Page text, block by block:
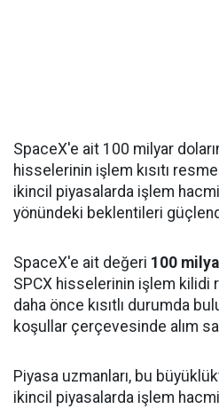
SpaceX'e ait 100 milyar
hisselerinin işlem kısıtı
ikincil piyasalarda işlem
yönündeki beklentileri
SpaceX'e ait değeri 100
SPCX hisselerinin işlem kilidi
daha önce kısıtlı durumda
koşullar çerçevesinde alım
Piyasa uzmanları, bu
ikincil piyasalarda işlem